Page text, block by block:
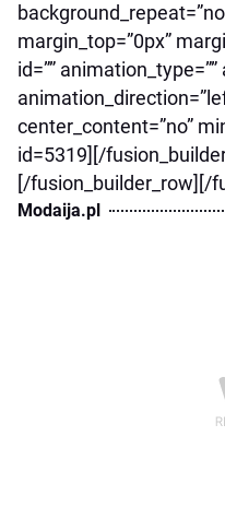
margin_top=”0px”
id=””
center_content=”no”
id=5319][/
[/fusion_builder_row][/
Modaija.pl